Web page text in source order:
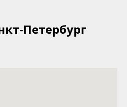
Петербург